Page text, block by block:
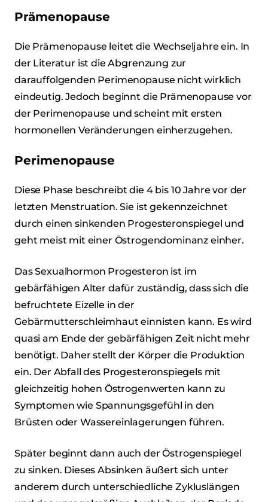
Prämenopause
Die Prämenopause leitet die Wechseljahre ein. In
der Literatur ist die Abgrenzung zur
darauffolgenden Perimenopause nicht wirklich
eindeutig. Jedoch beginnt die Prämenopause vor
der Perimenopause und scheint mit ersten
hormonellen Veränderungen einherzugehen.
Perimenopause
Diese Phase beschreibt die 4 bis 10 Jahre vor der
letzten Menstruation. Sie ist gekennzeichnet
durch einen sinkenden Progesteronspiegel und
geht meist mit einer Östrogendominanz einher.
Das Sexualhormon Progesteron ist im
gebärfähigen Alter dafür zuständig, dass sich die
befruchtete Eizelle in der
Gebärmutterschleimhaut einnisten kann. Es wird
quasi am Ende der gebärfähigen Zeit nicht mehr
benötigt. Daher stellt der Körper die Produktion
ein. Der Abfall des Progesteronspiegels mit
gleichzeitig hohen Östrogenwerten kann zu
Symptomen wie Spannungsgefühl in den
Brüsten oder Wassereinlagerungen führen.
Später beginnt dann auch der Östrogenspiegel
zu sinken. Dieses Absinken äußert sich unter
anderem durch unterschiedliche Zykluslängen